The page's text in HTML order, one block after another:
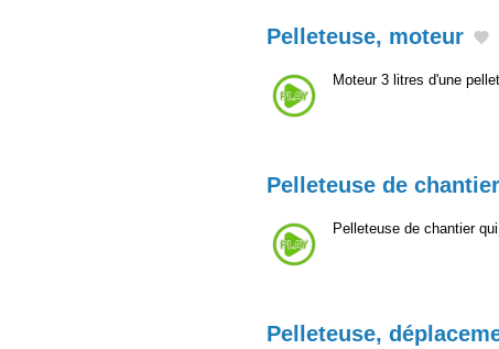
Pelleteuse, moteur
Moteur 3 litres d'une
Pelleteuse de chantier
Pelleteuse de chantier
Pelleteuse,